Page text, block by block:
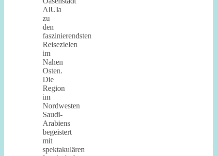
AlUla
zu
den
faszinierendsten
Reisezielen
im
Nahen
Osten.
Die
Region
im
Nordwesten
Saudi-
Arabiens
begeistert
mit
spektakulären